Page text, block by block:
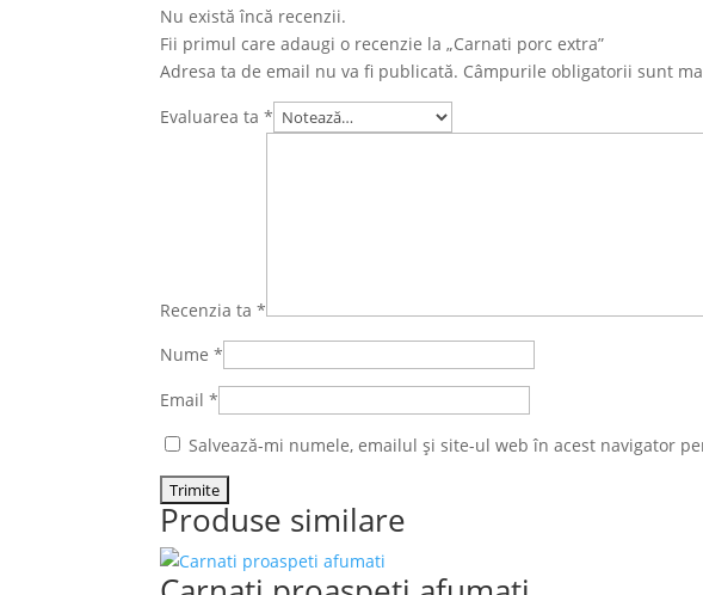
Nu există încă recenzii.
Fii primul care adaugi o recenzie la „Carnati porc extra”
Adresa ta de email nu va fi publicată. Câmpurile obligatorii sunt
Evaluarea ta*
Recenzia ta*
Nume*
Email*
Salvează-mi numele, emailul și site-ul web în acest navigator
Produse similare